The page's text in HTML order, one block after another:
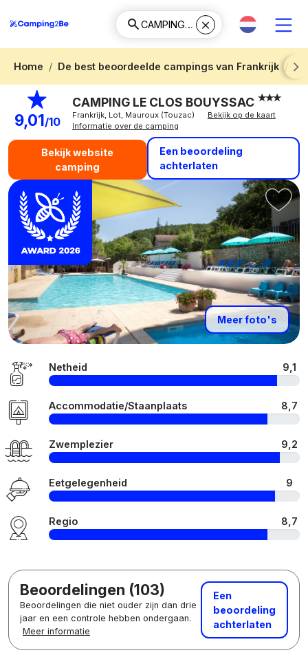
Home De best beoordeelde campings van Frankrijk
Next
9,01/10
CAMPING LE CLOS BOUYSSAC
Frankrijk, Lot, Mauroux (Touzac)
Bekijk op de kaart
Informatie over de camping
Bekijk website
camping
Een beoordeling
achterlaten
Meer foto's
Netheid 9,1
Accommodatie/Staanplaats 8,7
Zwemplezier 9,2
Eetgelegenheid 9
Regio 8,7
Beoordelingen (103)
Beoordelingen die niet ouder zijn dan drie
jaar en een controle hebben ondergaan.
Meer informatie
Een
beoordeling
achterlaten